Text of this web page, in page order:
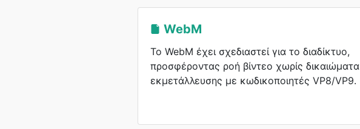
WebM
Το WebM έχει σχεδιαστεί για το διαδίκτυο,
προσφέροντας ροή βίντεο χωρίς δικαιώματα
εκμετάλλευσης με κωδικοποιητές VP8/VP9.